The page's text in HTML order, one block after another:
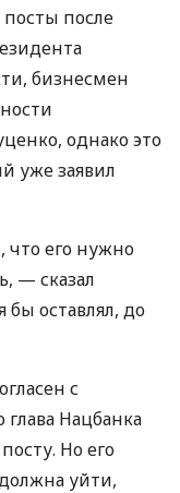
посты после
бизнесмен
однако это
уже заявил
что его нужно
— сказал
оставлял, до
с
глава Нацбанка
Но его
уйти,